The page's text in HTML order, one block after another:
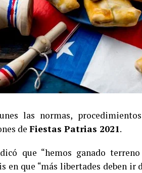
las normas,
de Fiestas Patrias 2021.
que “hemos ganado
en que “más libertades deben ir